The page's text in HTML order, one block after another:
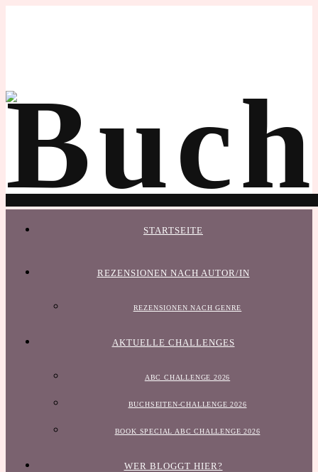
STARTSEITE
REZENSIONEN NACH AUTOR/IN
REZENSIONEN NACH GENRE
AKTUELLE CHALLENGES
ABC CHALLENGE 2026
BUCHSEITEN-CHALLENGE 2026
BOOK SPECIAL ABC CHALLENGE 2026
WER BLOGGT HIER?